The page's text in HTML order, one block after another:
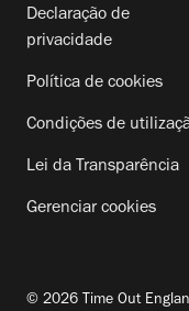
Declaração de
privacidade
Política de cookies
Condições de
Lei da Transparência
Gerenciar cookies
© 2026 Time Out